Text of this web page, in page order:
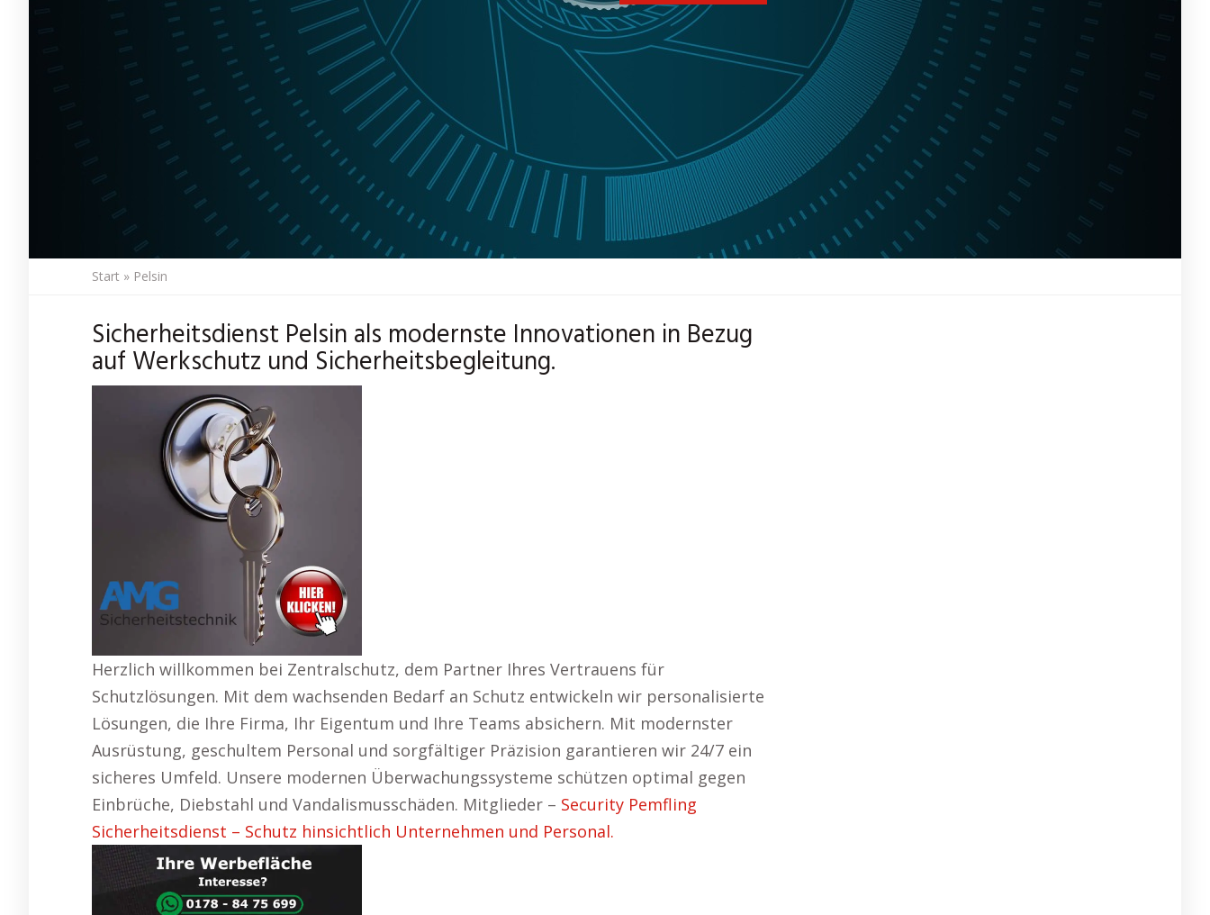
Start » Pelsin
Sicherheitsdienst Pelsin als modernste Innovationen in Bezug
auf Werkschutz und Sicherheitsbegleitung.
Herzlich willkommen bei Zentralschutz, dem Partner Ihres Vertrauens für
Schutzlösungen. Mit dem wachsenden Bedarf an Schutz entwickeln wir personalisierte
Lösungen, die Ihre Firma, Ihr Eigentum und Ihre Teams absichern. Mit modernster
Ausrüstung, geschultem Personal und sorgfältiger Präzision garantieren wir 24/7 ein
sicheres Umfeld. Unsere modernen Überwachungssysteme schützen optimal gegen
Einbrüche, Diebstahl und Vandalismusschäden. Mitglieder – Security Pemfling
Sicherheitsdienst – Schutz hinsichtlich Unternehmen und Personal.